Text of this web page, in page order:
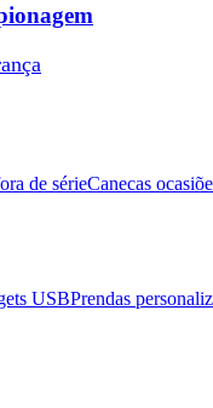
de sérieCanecas
USBPrendas